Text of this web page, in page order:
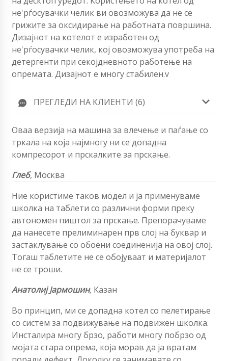
не'рѓосувачки челик ви овозможува да не се
грижите за оксидирање на работната површина.
Дизајнот на котелот е изработен од
не'рѓосувачки челик, кој овозможува употреба на
детергенти при секојдневното работење на
опремата. Дизајнот е многу стабилен.v
ПРЕГЛЕДИ НА КЛИЕНТИ (6)
Оваа верзија на машина за влечење и паѓање со
тркала на која најмногу ни се допадна
компресорот и прскалките за прскање.
Глеб, Москва
Ние користиме таков модел и ја применуваме
школка на таблети со различни форми преку
автономен пиштол за прскање. Препорачуваме
да нанесете прелиминарен прв слој на буквар и
застаклување со обоени соединенија на овој слој.
Тогаш таблетите не се обојуваат и материјалот
не се троши.
Анатолиј Јармошин, Казан
Во принцип, ми се допадна котел со пелетирање
со систем за подвижување на подвижен школка.
Инсталира многу брзо, работи многу побрзо од
мојата стара опрема, која морав да ја вратам